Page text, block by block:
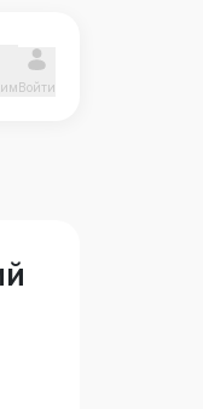
Войти